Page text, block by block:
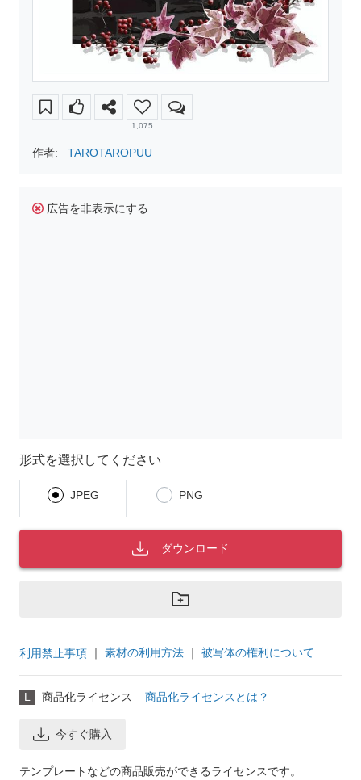
1,075
作者: TAROTAROPUU
広告を非表示にする
形式を選択してください
JPEG PNG
ダウンロード
利用禁止事項 ｜ 素材の利用方法 ｜ 被写体の権利について
L 商品化ライセンス 商品化ライセンスとは？
今すぐ購入
テンプレートなどの商品販売ができるライセンスです。